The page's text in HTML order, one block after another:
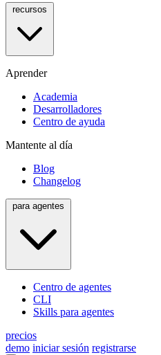
Aprender
Academia
Desarrolladores
Centro de ayuda
Mantente al día
Blog
Changelog
Centro de agentes
CLI
Skills para agentes
precios
demo iniciar sesión registrarse